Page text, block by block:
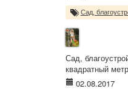
Сад,
Сад,
квадратный
02.08.2017